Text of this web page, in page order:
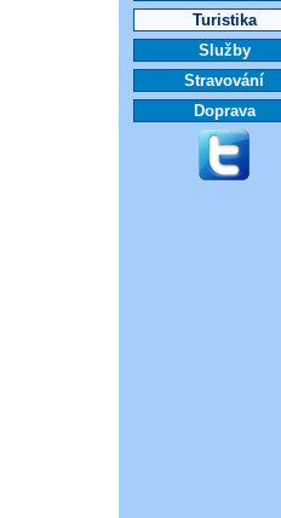
Turistika
Služby
Stravování
Doprava